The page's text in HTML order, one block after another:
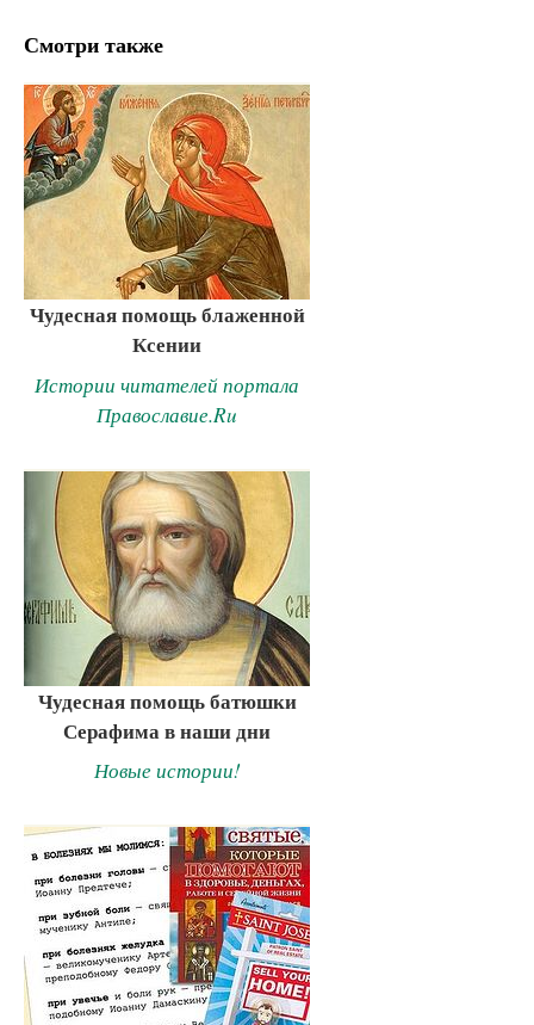
Смотри также
Чудесная помощь блаженной
Ксении
Истории читателей портала
Православие.Ru
Чудесная помощь батюшки
Серафима в наши дни
Новые истории!